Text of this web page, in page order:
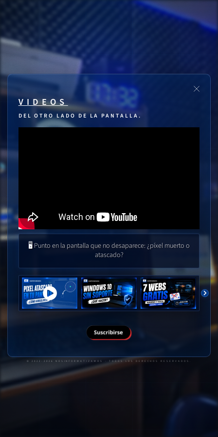
VIDEOS
DEL OTRO LADO DE LA PANTALLA.
🖥️ Punto en la pantalla que no desaparece: ¿píxel muerto o
atascado?
© 2022-2026 NOSINFORMATIZAMOS - TODOS LOS DERECHOS RESERVADOS.